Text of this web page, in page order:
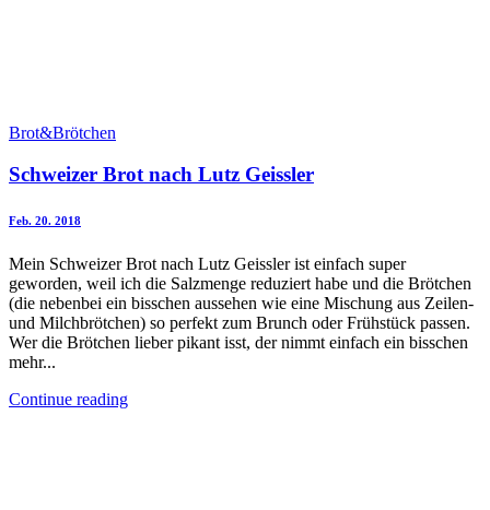
Brot&Brötchen
Schweizer Brot nach Lutz Geissler
Feb. 20. 2018
Mein Schweizer Brot nach Lutz Geissler ist einfach super
geworden, weil ich die Salzmenge reduziert habe und die Brötchen
(die nebenbei ein bisschen aussehen wie eine Mischung aus Zeilen-
und Milchbrötchen) so perfekt zum Brunch oder Frühstück passen.
Wer die Brötchen lieber pikant isst, der nimmt einfach ein bisschen
mehr...
Continue reading